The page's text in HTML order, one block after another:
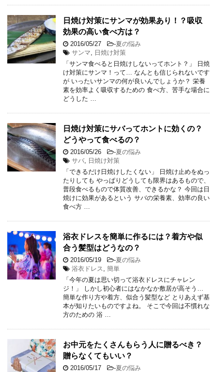
日焼け対策にサンマが効果あり！？吸収
効果の高い食べ方は？
2016/05/27 -夏の悩み
サンマ
日焼け対策
「サンマ食べると日焼けしないってホント？」 日焼
け対策にサンマ！って… なんとも信じられないです
が いったいサンマの何が良いんでしょうか？ 栄養
素を効率よく吸収するための 食べ方、苦手な場合に
どうした …
日焼け対策にサバってホントに効くの？
どうやって食べるの？
2016/05/26 -夏の悩み
サバ
日焼け対策
「できるだけ日焼けしたくない」 日焼け止めをぬっ
たりしても やっぱりどうしても限界はあるもので、
普段食べるもので体質改善、できるかな？ 今回は日
焼けに効果があるという サバの栄養素、効率の良い
食べ方 …
浴衣ドレスを簡単に作るには？着方や似
合う髪型はどうなの？
2016/05/19 -夏の悩み
浴衣ドレス
簡単
「今年の夏は思い切って浴衣ドレスにチャレン
ジ！」 しかし初心者にはなかなか敷居が高そう…
簡単な作り方や着方、似合う髪型など とりあえず基
本が知りたいものですよね。 そこで今回は不慣れな
方のための 浴 …
お中元をたくさんもらう人に贈るべき？
贈らなくてもいい？
2016/05/17 -夏の悩み